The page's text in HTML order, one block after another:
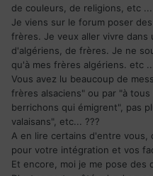
de couleurs, de religions, etc ...
Je viens sur le forum poser
frères. Je veux aller vivre dans
d'algériens, de frères. Je ne
qu'à mes frères algériens. etc ...
Vous avez lu beaucoup de
frères alsaciens" ou par "à
berrichons qui émigrent", pas
valaisans", etc... ???
A en lire certains d'entre vous,
pour votre intégration et vos
Et encore, moi je me pose des